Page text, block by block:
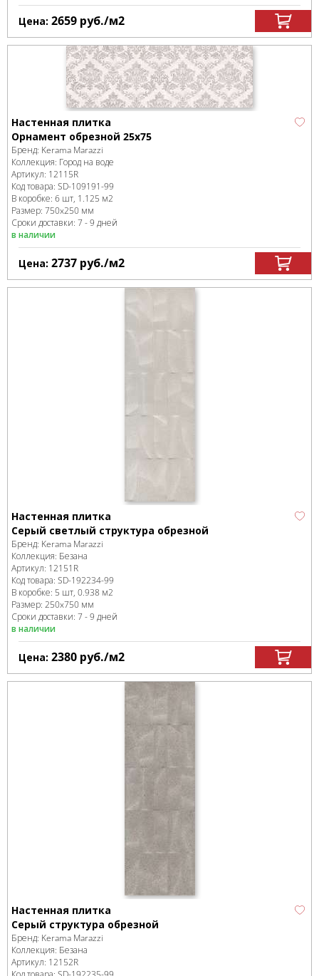
Цена: 2659 руб./м2
Настенная плитка
Орнамент обрезной 25х75
Бренд: Kerama Marazzi
Коллекция: Город на воде
Артикул: 12115R
Код товара: SD-109191-99
В коробке: 6 шт, 1.125 м2
Размер: 750x250 мм
Сроки доставки: 7 - 9 дней
в наличии
Цена: 2737 руб./м2
Настенная плитка
Серый светлый структура обрезной
Бренд: Kerama Marazzi
Коллекция: Безана
Артикул: 12151R
Код товара: SD-192234-99
В коробке: 5 шт, 0.938 м2
Размер: 250x750 мм
Сроки доставки: 7 - 9 дней
в наличии
Цена: 2380 руб./м2
Настенная плитка
Серый структура обрезной
Бренд: Kerama Marazzi
Коллекция: Безана
Артикул: 12152R